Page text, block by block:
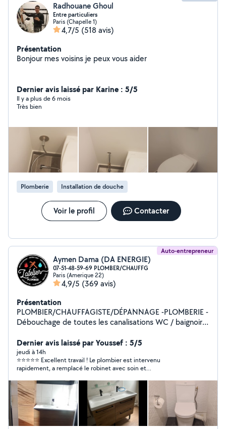
Radhouane Ghoul
Entre particuliers
Paris (Chapelle 1)
4,7/5 (518 avis)
Présentation
Bonjour mes voisins je peux vous aider
Dernier avis laissé par Karine : 5/5
Il y a plus de 6 mois
Très bien
Plomberie Installation de douche
Voir le profil Contacter
Auto-entrepreneur
Aymen Dama (DA ENERGIE)
07-51-48-59-69 PLOMBER/CHAUFFG
Paris (Amerique 22)
4,9/5 (369 avis)
Présentation
PLOMBIER/CHAUFFAGISTE/DÉPANNAGE -PLOMBERIE -
Débouchage de toutes les canalisations WC / baignoire
Installation de ballon d'eau chaude - Installation de
toute robinetterie. - WC à installer - création arrivée
d'eau machine à laver + évacuation - Installation meuble
vasque - installation de douche - débouche toutes
canalisations . Chauffage - Je fait l'installation complète
de chaudière - Effectue l'entretien de chaudière avec
délivrance d'attestation d'entretien. - Consultez
régulièrement mes photos. Je vous garantie un travail
minutieux, tout cela dans les règles de l'art.
Dernier avis laissé par Youssef : 5/5
jeudi à 14h
⭐⭐⭐⭐⭐ Excellent travail ! Le plombier est intervenu
rapidement, a remplacé le robinet avec soin et
fonctionnait parfaitement avant de partir. Personne ponctuelle,
efficace et très sympathique. Je le recommande sans
hésitation.